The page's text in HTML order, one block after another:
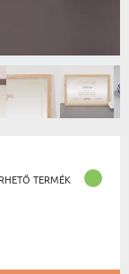
TERMÉK